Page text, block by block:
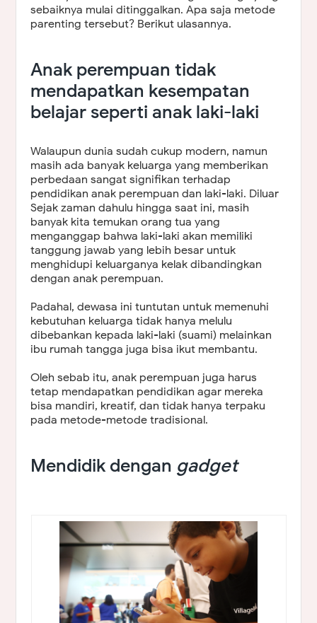
sebaiknya mulai ditinggalkan. Apa saja metode
parenting tersebut? Berikut ulasannya.
Anak perempuan tidak
mendapatkan kesempatan
belajar seperti anak laki-laki
Walaupun dunia sudah cukup modern, namun
masih ada banyak keluarga yang memberikan
perbedaan sangat signifikan terhadap
pendidikan anak perempuan dan laki-laki. Diluar
Sejak zaman dahulu hingga saat ini, masih
banyak kita temukan orang tua yang
menganggap bahwa laki-laki akan memiliki
tanggung jawab yang lebih besar untuk
menghidupi keluarganya kelak dibandingkan
dengan anak perempuan.
Padahal, dewasa ini tuntutan untuk memenuhi
kebutuhan keluarga tidak hanya melulu
dibebankan kepada laki-laki (suami) melainkan
ibu rumah tangga juga bisa ikut membantu.
Oleh sebab itu, anak perempuan juga harus
tetap mendapatkan pendidikan agar mereka
bisa mandiri, kreatif, dan tidak hanya terpaku
pada metode-metode tradisional.
Mendidik dengan gadget